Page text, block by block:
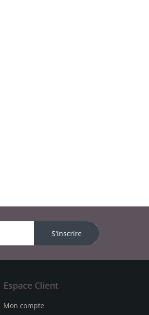
S'inscrire
Espace Client
Mon compte